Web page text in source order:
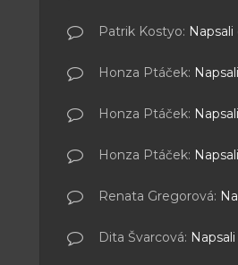
Patrik Kostyo:
Honza Ptáček:
Honza Ptáček:
Honza Ptáček:
Renata Gregorová:
Dita Švarcová: